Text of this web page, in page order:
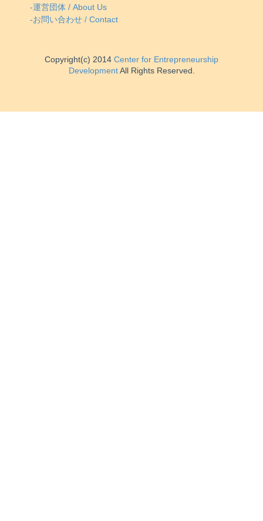
-運営団体 / About Us
-お問い合わせ / Contact
Copyright(c) 2014 Center for Entrepreneurship
DevelopmentAll Rights Reserved.